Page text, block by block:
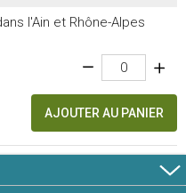
l'Ain et Rhône-Alpes
AJOUTER AU PANIER